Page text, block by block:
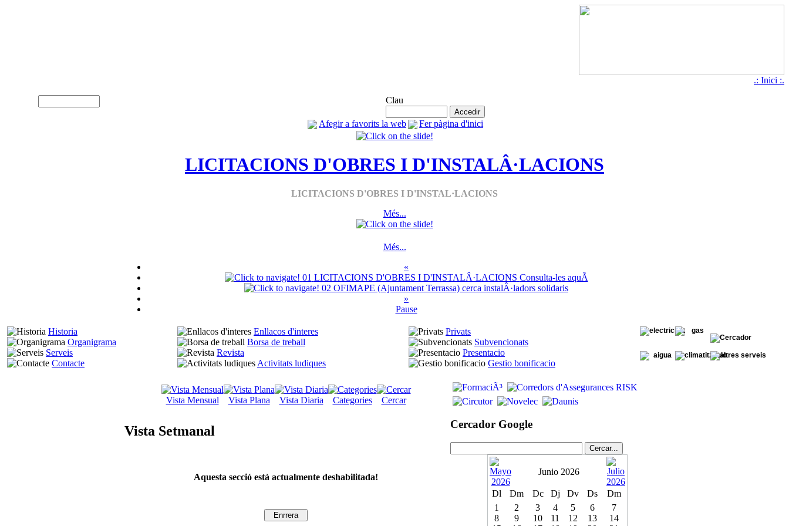
.: Inici :.
Clau
Afegir a favorits la web Fer pàgina d'inici
LICITACIONS D'OBRES I D'INSTALÂ·LACIONS
LICITACIONS D'OBRES I D'INSTAL·LACIONS
Més...
Més...
«
01 LICITACIONS D'OBRES I D'INSTALÂ·LACIONS Consulta-les aquÃ­
02 OFIMAPE (Ajuntament Terrassa) cerca instalÂ·ladors solidaris
»
Pause
Historia
Organigrama
Serveis
Contacte
Enllacos d'interes
Borsa de treball
Revista
Activitats ludiques
Privats
Subvencionats
Presentacio
Gestio bonificacio
Vista Mensual Vista Plana Vista Diaria Categories Cercar
Vista Setmanal
Aquesta secció està actualmente deshabilitada!
Cercador Google
Junio 2026
Dl Dm Dc Dj Dv Ds
Dm
1
2 3 4 5 6
7
8
9 10 11 12 13
14